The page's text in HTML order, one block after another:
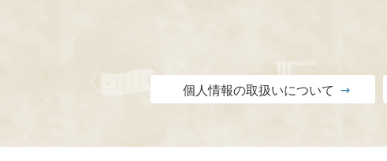
個人情報の取扱いについて